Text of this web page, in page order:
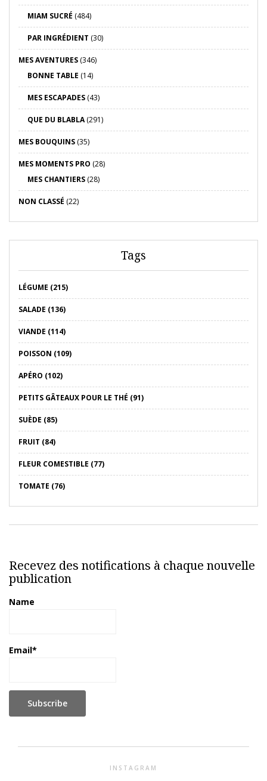
MIAM SUCRÉ (484)
PAR INGRÉDIENT (30)
MES AVENTURES (346)
BONNE TABLE (14)
MES ESCAPADES (43)
QUE DU BLABLA(291)
MES BOUQUINS (35)
MES MOMENTS PRO (28)
MES CHANTIERS (28)
NON CLASSÉ (22)
Tags
LÉGUME (215)
SALADE (136)
VIANDE (114)
POISSON (109)
APÉRO (102)
PETITS GÂTEAUX POUR LE THÉ (91)
SUÈDE (85)
FRUIT (84)
FLEUR COMESTIBLE (77)
TOMATE (76)
Recevez des notifications à chaque nouvelle
publication
Name
Email*
INSTAGRAM